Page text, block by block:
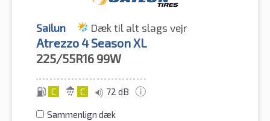
Sailun Dæk til alt slags vejr
Atrezzo 4 Season XL
225/55R16 99W
C C 72 dB
Sammenlign dæk